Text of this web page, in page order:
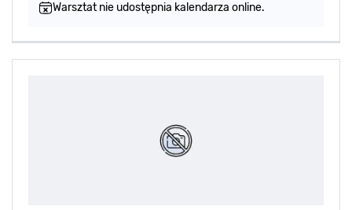
Warsztat nie udostępnia kalendarza online.